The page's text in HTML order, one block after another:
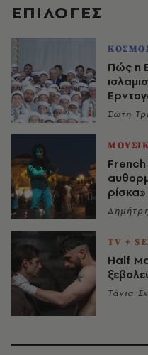
EΠΙΛΟΓΈΣ
Πώς η
Σώτη
ρίσκα»
TV +
Half
Τάνια